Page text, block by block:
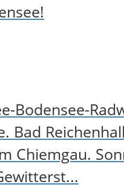
Bodensee-
Bad
Chiemgau.